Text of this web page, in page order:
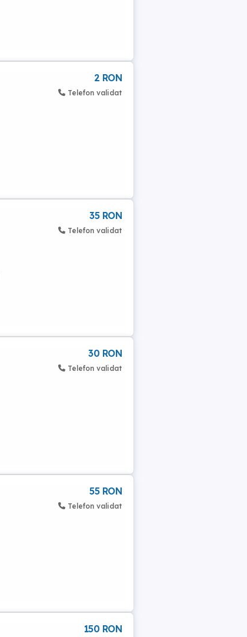
2 RON
Telefon validat
35 RON
Telefon validat
30 RON
Telefon validat
55 RON
Telefon validat
150 RON